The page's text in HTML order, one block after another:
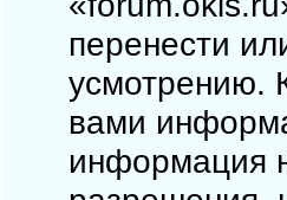
перенести
усмотрению.
вами
информация